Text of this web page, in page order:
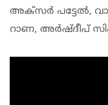
അക്സർ പട്ടേൽ,
റാണ, അർഷ്ദീപ്